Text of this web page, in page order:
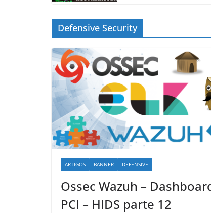
Defensive Security
ARTIGOS BANNER DEFENSIVE
Ossec Wazuh –
PCI – HIDS parte 12